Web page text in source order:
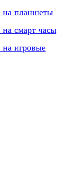
на планшеты
смарт часы
игровые